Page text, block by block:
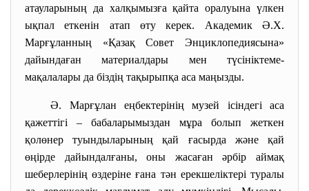
атауларының да халқымызға қайта оралуына үлкен
ықпал еткенін атап өту керек. Академик Ә.Х.
Марғұланның «Қазақ Совет Энциклопедиясына»
дайындаған материалдары мен түсініктеме-
мақалалары да біздің тақырыпқа аса маңызды.
Ә. Марғұлан еңбектерінің музей ісіндегі аса
қажеттігі – бабаларымыздан мұра болып жеткен
қолөнер туындыларының қай ғасырда және қай
өңірде дайындалғаны, оны жасаған әрбір аймақ
шеберлерінің өздеріне ғана тән ерекшеліктері туралы